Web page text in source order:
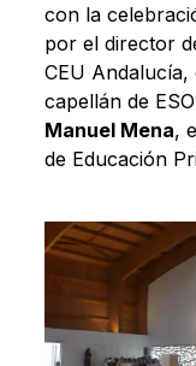
con la
por el director
CEU Andalucía,
capellán de
Manuel Mena,
de Educación